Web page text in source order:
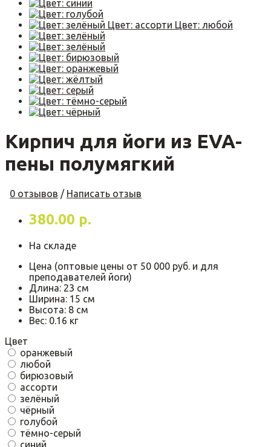
Кирпич для йоги из EVA-
пены полумягкий
0 отзывов / Написать отзыв
380.00 р.
На складе
Цена (оптовые цены от 50 000 руб. и для
преподавателей йоги)
Длина: 23 см
Ширина: 15 см
Высота: 8 см
Вес: 0.16 кг
Цвет
оранжевый
любой
бирюзовый
ассорти
зелёный
чёрный
голубой
тёмно-серый
синий